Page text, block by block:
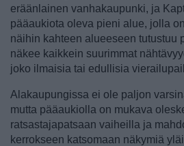
eräänlainen vanhakaupunki, ja
pääaukiota oleva pieni alue, jolla
näihin kahteen alueeseen tutustuu
näkee kaikkein suurimmat
joko ilmaisia tai edullisia
Alakaupungissa ei ole paljon
mutta pääaukiolla on mukava
ratsastajapatsaan vaiheilla ja
kerrokseen katsomaan näkymiä